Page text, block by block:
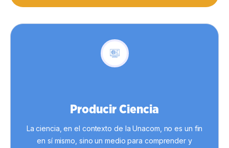
Producir Ciencia
La ciencia, en el contexto de la Unacom, no es un fin
en sí mismo, sino un medio para comprender y